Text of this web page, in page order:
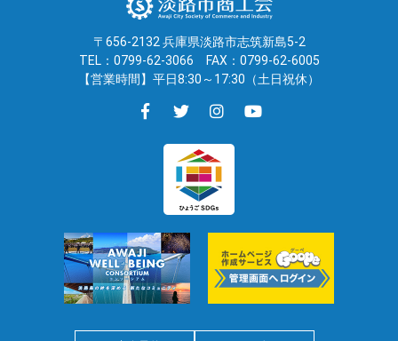
〒656-2132 兵庫県淡路市志筑新島5-2
TEL：0799-62-3066
FAX：0799-62-6005
【営業時間】平日8:30～17:30（土日祝休）